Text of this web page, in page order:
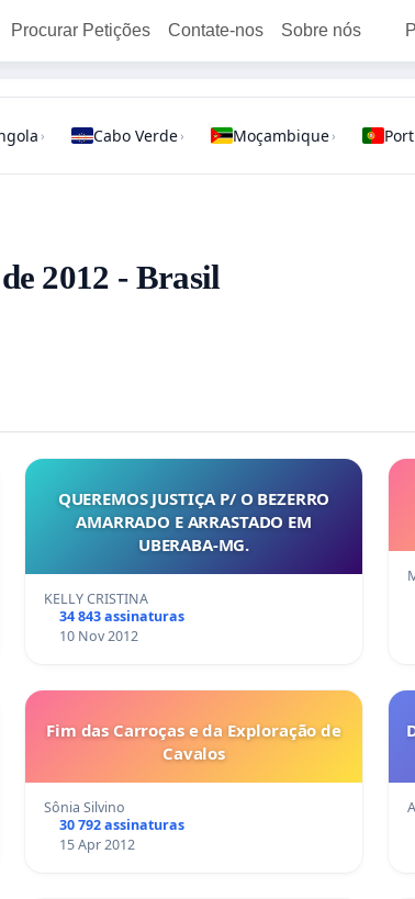
Procurar Petições Contate-nos Sobre nós
› Cabo Verde› Moçambique›
2012 - Brasil
QUEREMOS JUSTIÇA P/ O BEZERRO
AMARRADO E ARRASTADO EM
UBERABA-MG.
KELLY CRISTINA
34 843 assinaturas
10 Nov 2012
Fim das Carroças e da Exploração de
Cavalos
Sônia Silvino
30 792 assinaturas
15 Apr 2012